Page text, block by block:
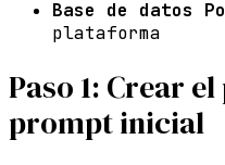
Base de datos
plataforma
Paso 1: Crear
prompt inicial